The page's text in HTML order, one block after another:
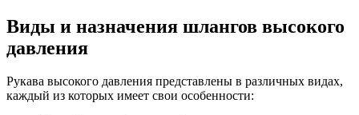
Виды и назначения шлангов высокого
давления
Рукава высокого давления представлены в различных видах,
каждый из которых имеет свои особенности: